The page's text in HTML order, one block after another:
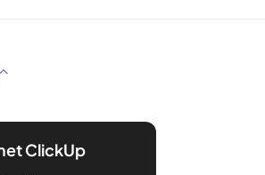
ClickUp